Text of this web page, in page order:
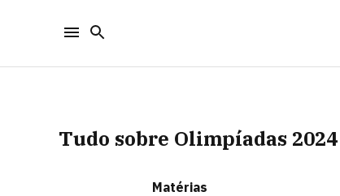
Tudo sobre Olimpíadas 2024
Matérias